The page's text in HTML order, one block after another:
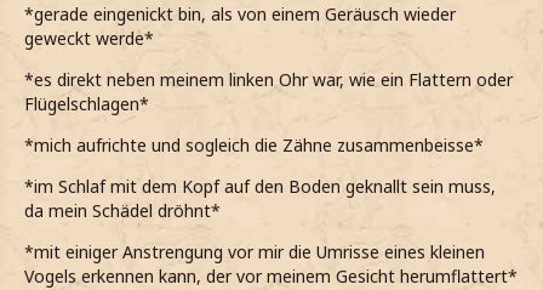
*die Beine anziehe und den Kopf darauflege*
*wohl einfach abwarten muss, bis der Morgen anbricht
und vielleicht, eventuell, etwas Tageslicht hier
hineingelangt*
*gerade eingenickt bin, als von einem Geräusch wieder
geweckt werde*
*es direkt neben meinem linken Ohr war, wie ein Flattern oder
Flügelschlagen*
*mich aufrichte und sogleich die Zähne zusammenbeisse*
*im Schlaf mit dem Kopf auf den Boden geknallt sein muss,
da mein Schädel dröhnt*
*mit einiger Anstrengung vor mir die Umrisse eines kleinen
Vogels erkennen kann, der vor meinem Gesicht herumflattert*